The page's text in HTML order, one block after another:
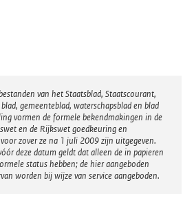
van het Staatsblad, Staatscourant,
gemeenteblad, waterschapsblad en blad
vormen de formele bekendmakingen in de
en de Rijkswet goedkeuring en
zover ze na 1 juli 2009 zijn uitgegeven.
deze datum geldt dat alleen de in papieren
status hebben; de hier aangeboden
worden bij wijze van service aangeboden.